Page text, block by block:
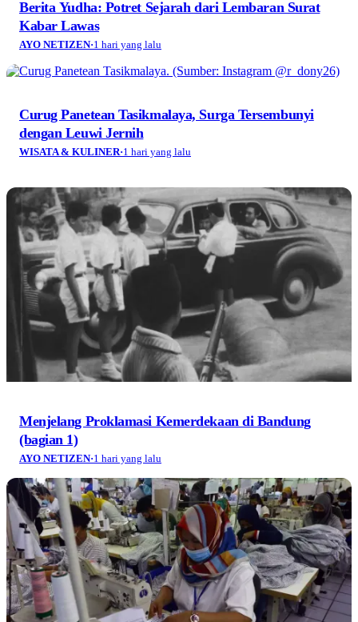
Berita Yudha: Potret Sejarah dari Lembaran Surat
Kabar Lawas
AYO NETIZEN·1 hari yang lalu
Curug Panetean Tasikmalaya, Surga Tersembunyi
dengan Leuwi Jernih
WISATA & KULINER·1 hari yang lalu
Menjelang Proklamasi Kemerdekaan di Bandung
(bagian 1)
AYO NETIZEN·1 hari yang lalu